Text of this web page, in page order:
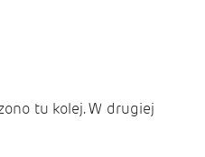
tu kolej. W drugiej